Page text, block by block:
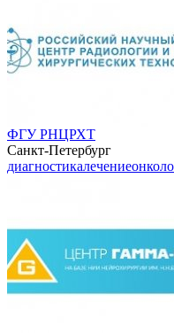
ФГУ РНЦРХТ
Санкт-Петербург
диагностикалечение